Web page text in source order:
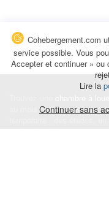
chambre à
au mois ou à l'année
temporaire : des études,
Cohebergement.com
service possible. Vous
Accepter et continuer » ou
Lire la
Continuer sans